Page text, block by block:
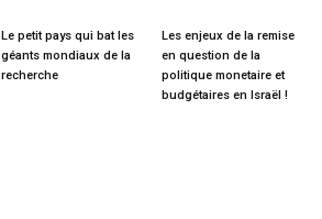
Le petit pays qui bat les
géants mondiaux de la
recherche
Les enjeux de la remise
en question de la
politique monetaire et
budgétaires en Israël !